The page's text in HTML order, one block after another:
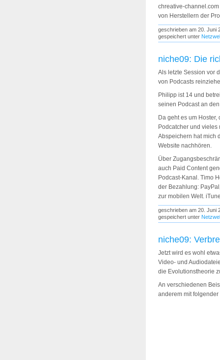
chreative-
von Herstellern der
geschrieben am 20. Juni
gespeichert unter
niche09: Die
Als letzte Session vor
von Podcasts
Philipp ist 14 und
seinen Podcast an
Da geht es um
Podcatcher und
Abspeichern hat mich
Website nachhören.
Über
auch Paid Content
Podcast-Kanal. Timo
der Bezahlung:
zur mobilen Welt.
geschrieben am 20. Juni
gespeichert unter
niche09:
Jetzt wird es wohl
Video- und
die Evolutionstheorie
An verschiedenen
anderem mit